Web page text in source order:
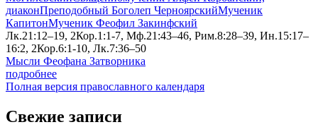
диаконПреподобный Боголеп ЧерноярскийМученик
КапитонМученик Феофил Закинфский
Лк.21:12–19, 2Кор.1:1-7, Мф.21:43–46, Рим.8:28–39, Ин.15:17–
16:2, 2Кор.6:1-10, Лк.7:36–50
Мысли Феофана Затворника
подробнее
Полная версия православного календаря
Свежие записи